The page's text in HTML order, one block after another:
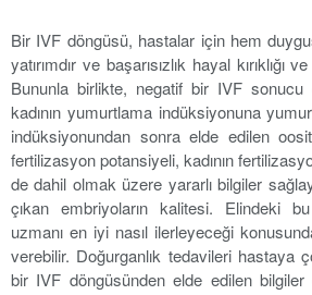
Bir IVF döngüsü, hastalar için hem
yatırımdır ve başarısızlık hayal kırıklığı
Bununla birlikte, negatif bir IVF sonucu
kadının yumurtlama indüksiyonuna
indüksiyonundan sonra elde edilen
fertilizasyon potansiyeli, kadının
de dahil olmak üzere yararlı bilgiler
çıkan embriyoların kalitesi. Elindeki
uzmanı en iyi nasıl ilerleyeceği
verebilir. Doğurganlık tedavileri hastaya
bir IVF döngüsünden elde edilen